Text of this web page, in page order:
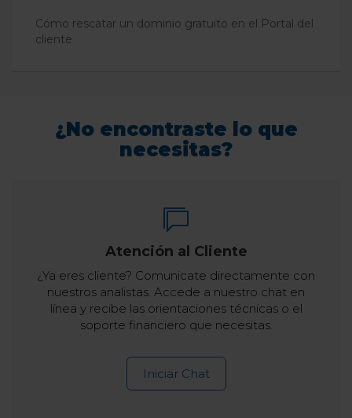
Cómo rescatar un dominio gratuito en el Portal del
cliente
¿No encontraste lo que
necesitas?
Atención al Cliente
¿Ya eres cliente? Comunicate directamente con
nuestros analistas. Accede a nuestro chat en
línea y recibe las orientaciones técnicas o el
soporte financiero que necesitas.
Iniciar Chat